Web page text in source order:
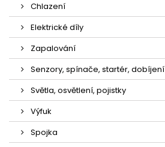
Chlazení
Elektrické díly
Zapalování
Senzory, spínače, startér, dobíjení
Světla, osvětlení, pojistky
Výfuk
Spojka